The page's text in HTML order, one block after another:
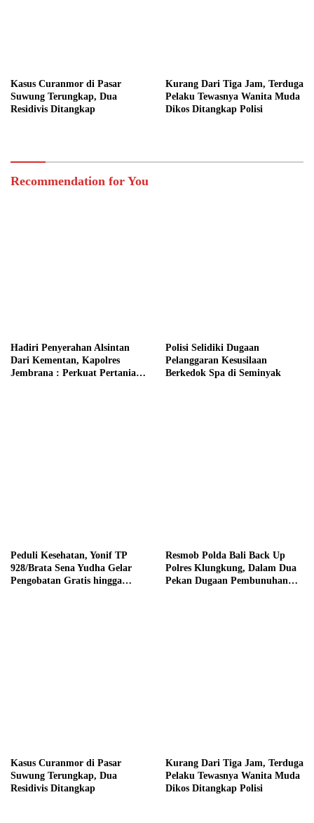
Kasus Curanmor di Pasar
Suwung Terungkap, Dua
Residivis Ditangkap
Kurang Dari Tiga Jam, Terduga
Pelaku Tewasnya Wanita Muda
Dikos Ditangkap Polisi
Recommendation for You
Hadiri Penyerahan Alsintan
Dari Kementan, Kapolres
Jembrana : Perkuat Pertanian
Polisi Selidiki Dugaan
Pelanggaran Kesusilaan
Berkedok Spa di Seminyak
Peduli Kesehatan, Yonif TP
928/Brata Sena Yudha Gelar
Pengobatan Gratis hingga
Resmob Polda Bali Back Up
Polres Klungkung, Dalam Dua
Pekan Dugaan Pembunuhan
Kasus Curanmor di Pasar
Suwung Terungkap, Dua
Residivis Ditangkap
Kurang Dari Tiga Jam, Terduga
Pelaku Tewasnya Wanita Muda
Dikos Ditangkap Polisi